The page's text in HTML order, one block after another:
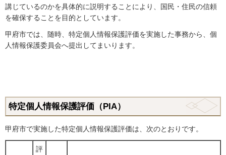
講じているのかを具体的に説明することにより、国民・住民の信頼
を確保することを目的としています。
甲府市では、随時、特定個人情報保護評価を実施した事務から、個
人情報保護委員会へ提出してまいります。
特定個人情報保護評価（PIA）
甲府市で実施した特定個人情報保護評価は、次のとおりです。
評